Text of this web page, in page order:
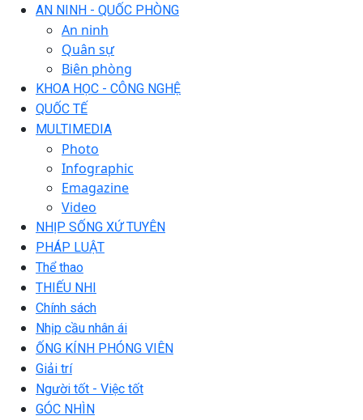
AN NINH - QUỐC PHÒNG
An ninh
Quân sự
Biên phòng
KHOA HỌC - CÔNG NGHỆ
QUỐC TẾ
MULTIMEDIA
Photo
Infographic
Emagazine
Video
NHỊP SỐNG XỨ TUYÊN
PHÁP LUẬT
Thể thao
THIẾU NHI
Chính sách
Nhịp cầu nhân ái
ỐNG KÍNH PHÓNG VIÊN
Giải trí
Người tốt - Việc tốt
GÓC NHÌN